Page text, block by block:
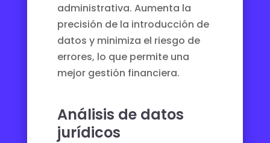
administrativa. Aumenta la
precisión de la introducción de
datos y minimiza el riesgo de
errores, lo que permite una
mejor gestión financiera.
Análisis de datos
jurídicos